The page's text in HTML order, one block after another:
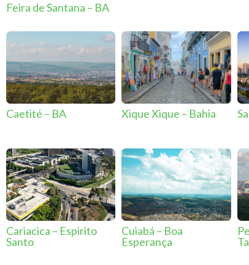
Feira de Santana – BA
Caetité – BA Xique Xique – Bahia
Cariacica – Espirito
Santo
Cuiabá – Boa
Esperança